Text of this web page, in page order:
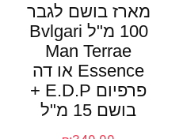
מארז בושם לגבר
100 מ"ל Bvlgari
Man Terrae
Essence או דה
פרפיום E.D.P +
בושם 15 מ"ל